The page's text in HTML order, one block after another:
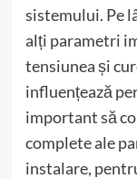
sistemului. Pe
alți parametri
tensiunea și
influențează
important să
complete ale
instalare,